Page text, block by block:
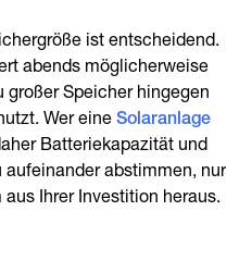
ist entscheidend.
abends möglicherweise
großer Speicher hingegen
Wer eine Solaranlage
Batteriekapazität und
abstimmen, nur
Ihrer Investition heraus.